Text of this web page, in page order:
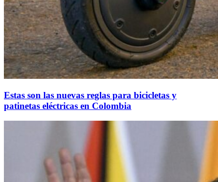
Estas son las nuevas reglas para bicicletas y
patinetas eléctricas en Colombia